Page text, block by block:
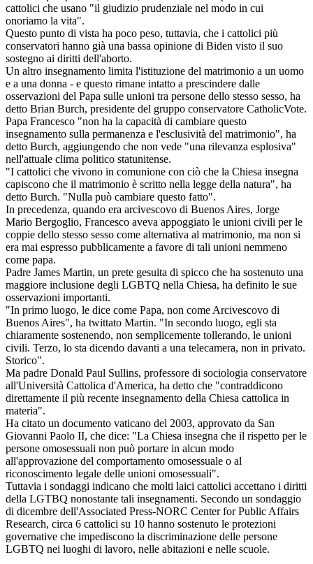
cattolici che usano "il giudizio prudenziale nel modo in cui
onoriamo la vita".
Questo punto di vista ha poco peso, tuttavia, che i cattolici più
conservatori hanno già una bassa opinione di Biden visto il suo
sostegno ai diritti dell'aborto.
Un altro insegnamento limita l'istituzione del matrimonio a un uomo
e a una donna - e questo rimane intatto a prescindere dalle
osservazioni del Papa sulle unioni tra persone dello stesso sesso, ha
detto Brian Burch, presidente del gruppo conservatore CatholicVote.
Papa Francesco "non ha la capacità di cambiare questo
insegnamento sulla permanenza e l'esclusività del matrimonio", ha
detto Burch, aggiungendo che non vede "una rilevanza esplosiva"
nell'attuale clima politico statunitense.
"I cattolici che vivono in comunione con ciò che la Chiesa insegna
capiscono che il matrimonio è scritto nella legge della natura", ha
detto Burch. "Nulla può cambiare questo fatto".
In precedenza, quando era arcivescovo di Buenos Aires, Jorge
Mario Bergoglio, Francesco aveva appoggiato le unioni civili per le
coppie dello stesso sesso come alternativa al matrimonio, ma non si
era mai espresso pubblicamente a favore di tali unioni nemmeno
come papa.
Padre James Martin, un prete gesuita di spicco che ha sostenuto una
maggiore inclusione degli LGBTQ nella Chiesa, ha definito le sue
osservazioni importanti.
"In primo luogo, le dice come Papa, non come Arcivescovo di
Buenos Aires", ha twittato Martin. "In secondo luogo, egli sta
chiaramente sostenendo, non semplicemente tollerando, le unioni
civili. Terzo, lo sta dicendo davanti a una telecamera, non in privato.
Storico".
Ma padre Donald Paul Sullins, professore di sociologia conservatore
all'Università Cattolica d'America, ha detto che "contraddicono
direttamente il più recente insegnamento della Chiesa cattolica in
materia".
Ha citato un documento vaticano del 2003, approvato da San
Giovanni Paolo II, che dice: "La Chiesa insegna che il rispetto per le
persone omosessuali non può portare in alcun modo
all'approvazione del comportamento omosessuale o al
riconoscimento legale delle unioni omosessuali".
Tuttavia i sondaggi indicano che molti laici cattolici accettano i diritti
della LGTBQ nonostante tali insegnamenti. Secondo un sondaggio
di dicembre dell'Associated Press-NORC Center for Public Affairs
Research, circa 6 cattolici su 10 hanno sostenuto le protezioni
governative che impediscono la discriminazione delle persone
LGBTQ nei luoghi di lavoro, nelle abitazioni e nelle scuole.